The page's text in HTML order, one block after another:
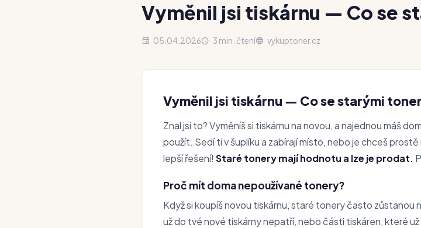
Vyměnil jsi tiskárnu — Co se
05.04.2026 3 min. čtení vykuptoner.cz
Vyměnil jsi tiskárnu — Co se starými
Znal jsi to? Vyměníš si tiskárnu na novou, a najednou máš
použít. Sedí ti v šuplíku a zabírají místo, nebo je chceš
lepší řešení! Staré tonery mají hodnotu a lze je prodat.
Proč mít doma nepoužívané tonery?
Když si koupíš novou tiskárnu, staré tonery často
už do tvé nové tiskárny nepatří, nebo části tiskáren, které